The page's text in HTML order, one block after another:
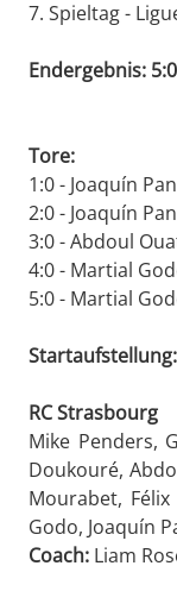
7. Spieltag -
Endergebnis:
Tore:
1:0 - Joaquín
2:0 - Joaquín
3:0 - Abdoul
4:0 - Martial
5:0 - Martial
Startaufstellung:
RC Strasbourg
Mike Penders,
Doukouré,
Mourabet,
Godo, Joaquín
Coach: Liam